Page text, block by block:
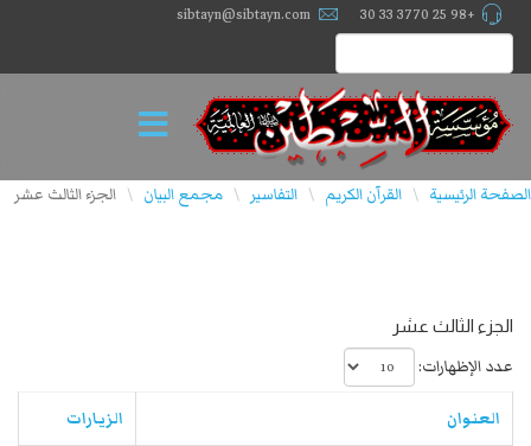
+98 25 3770 33 30
sibtayn@sibtayn.com
الصفحة الرئيسية \ القرآن الكريم \ التفاسير \ مجمع البيان \ الجزء الثالث عشر
الجزء الثالث عشر
عدد الإظهارات:
العنوان الزيارات